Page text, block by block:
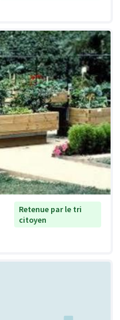
Retenue par le tri
citoyen